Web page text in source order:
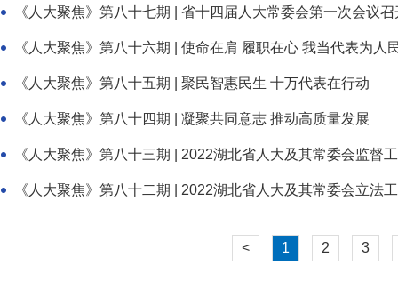
《人大聚焦》第八十七期 | 省十四届人大常委会第一次会议召
《人大聚焦》第八十六期 | 使命在肩 履职在心 我当代表为人
《人大聚焦》第八十五期 | 聚民智惠民生 十万代表在行动
《人大聚焦》第八十四期 | 凝聚共同意志 推动高质量发展
《人大聚焦》第八十三期 | 2022湖北省人大及其常委会监督
《人大聚焦》第八十二期 | 2022湖北省人大及其常委会立法
< 1 2 3